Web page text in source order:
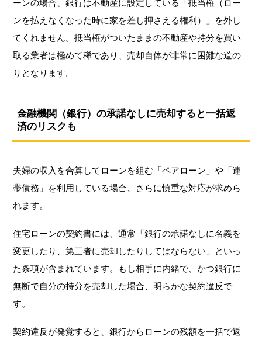
ーンの場合、銀行は不動産に設定している「抵当権（ロー
ンを払えなくなった時に家を差し押さえる権利）」を外し
てくれません。抵当権がついたままの不動産や持分を買い
取る業者は極めて稀であり、売却自体が非常に困難な道の
りとなります。
金融機関（銀行）の承諾なしに売却すると一括返
済のリスクも
夫婦の収入を合算してローンを組む「ペアローン」や「連
帯債務」を利用している場合、さらに慎重な対応が求めら
れます。
住宅ローンの契約書には、通常「銀行の承諾なしに名義を
変更したり、第三者に売却したりしてはならない」といっ
た条項が含まれています。もし相手に内緒で、かつ銀行に
無断で自分の持分を売却した場合、明らかな契約違反で
す。
契約違反が発覚すると、銀行からローンの残額を一括で返